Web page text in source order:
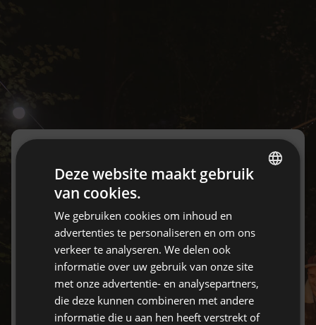
Inloggen
Heb je nog geen account?
Maak er gratis een aan hier.
E-mail
GERMAN
ITALIAN
FRENCH
Deze website maakt gebruik
van cookies.
We gebruiken cookies om inhoud en
advertenties te personaliseren en om ons
verkeer te analyseren. We delen ook
informatie over uw gebruik van onze site
met onze advertentie- en analysepartners,
die deze kunnen combineren met andere
informatie die u aan hen heeft verstrekt of